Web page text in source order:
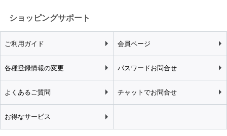
ショッピングサポート
ご利用ガイド 会員ページ
各種登録情報の変更 パスワードお問合せ
よくあるご質問 チャットでお問合せ
お得なサービス